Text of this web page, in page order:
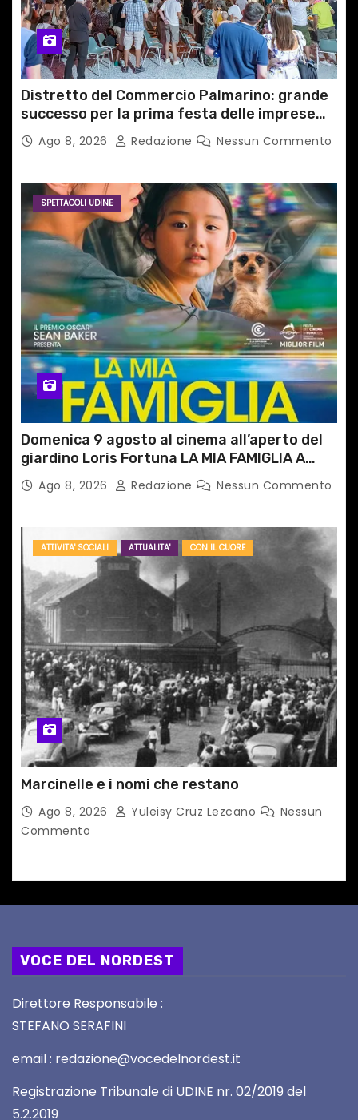
Distretto del Commercio Palmarino: grande
successo per la prima festa delle imprese
del territorio
Ago 8, 2026 Redazione Nessun Commento
SPETTACOLI UDINE
Domenica 9 agosto al cinema all’aperto del
giardino Loris Fortuna LA MIA FAMIGLIA A
TAIPEIAgo 8, 2026 Redazione Nessun Commento
ATTIVITA' SOCIALI ATTUALITA' CON IL CUORE
Marcinelle e i nomi che restano
Ago 8, 2026 Yuleisy Cruz Lezcano
Nessun
Commento
VOCE DEL NORDEST
Direttore Responsabile :
STEFANO SERAFINI
email : redazione@vocedelnordest.it
Registrazione Tribunale di UDINE nr. 02/2019 del
5.2.2019